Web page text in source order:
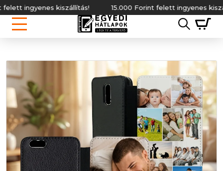
ingyenes kiszállítás! 15.000 Forint felett ingyenes